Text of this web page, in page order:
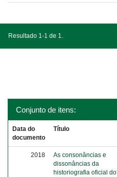
Resultado 1-1 de 1.
Conjunto de itens:
Data do
documento
Título
2018
As consonâncias e
dissonâncias da
historiografia oficial do